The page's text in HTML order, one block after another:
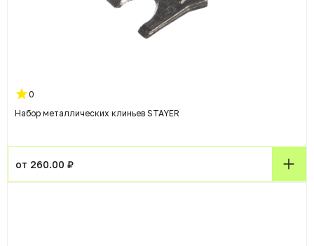
0
Набор металлических клиньев STAYER
от 260.00 ₽